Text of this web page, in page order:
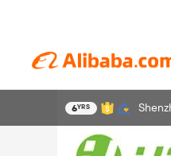
6YRS